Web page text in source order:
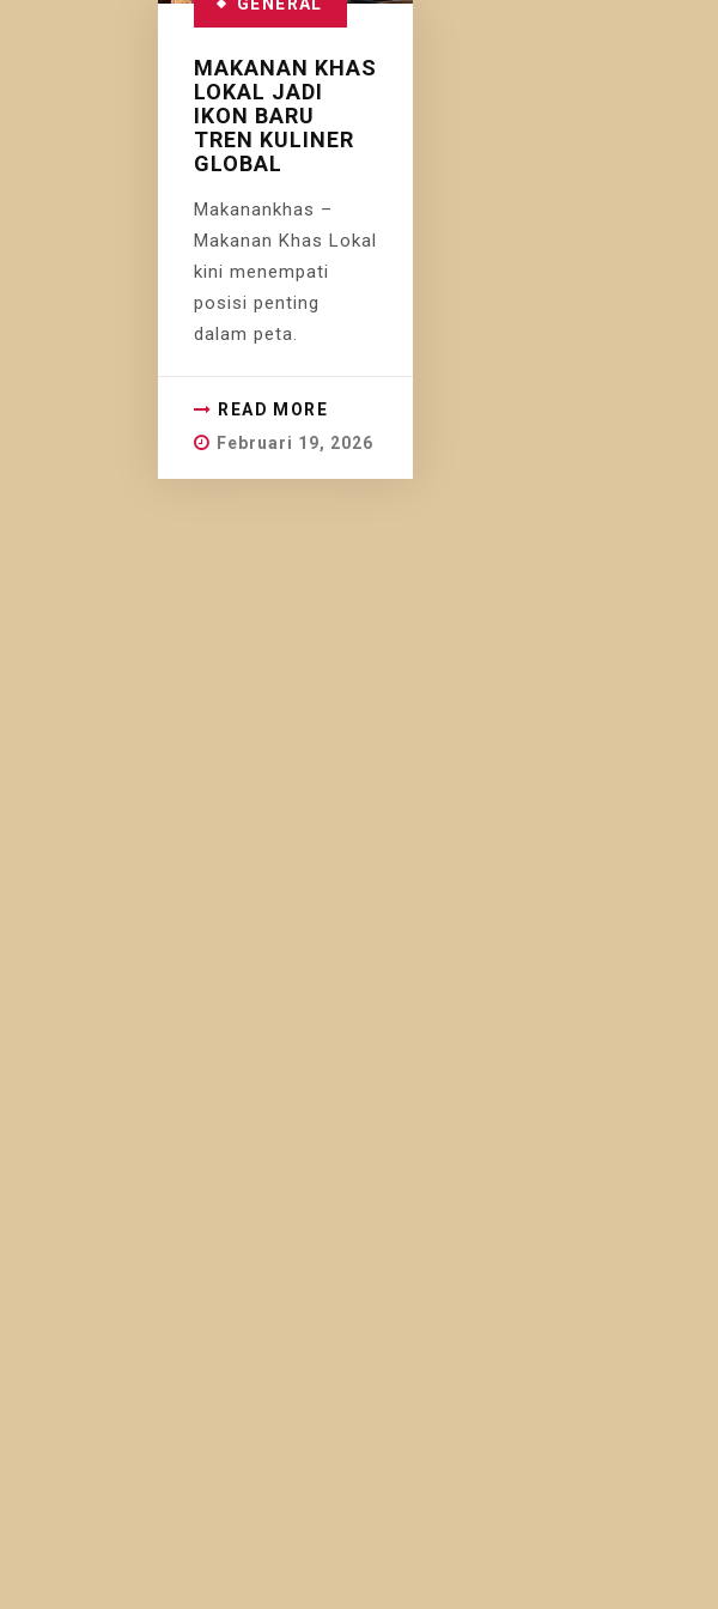
MAKANAN KHAS
LOKAL JADI
IKON BARU
TREN KULINER
GLOBAL
Makanankhas –
Makanan Khas Lokal
kini menempati
posisi penting
dalam peta.
READ MORE
Februari 19, 2026